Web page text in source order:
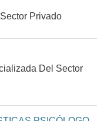
Privado
Del Sector